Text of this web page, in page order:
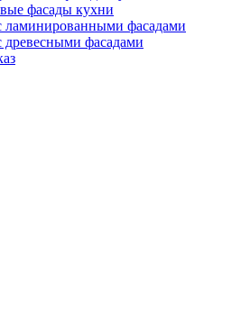
фасады кухни
ламинированными фасадами
древесными фасадами